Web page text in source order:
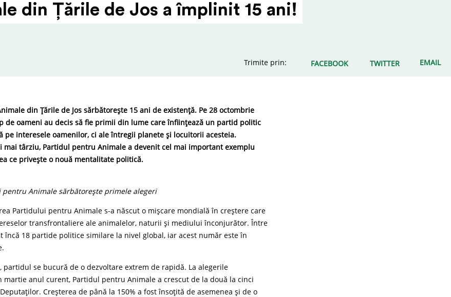
din Țările de Jos a împlinit 15 ani!
Trimite prin: FACEBOOK TWITTER EMAIL
din Țările de Jos sărbătorește 15 ani de existență. Pe 28 octombrie
de oameni au decis să fie primii din lume care înființează un partid politic
pe interesele oamenilor, ci ale întregii planete și locuitorii acesteia.
mai târziu, Partidul pentru Animale a devenit cel mai important exemplu
ce privește o nouă mentalitate politică.
pentru Animale sărbătorește primele alegeri
Partidului pentru Animale s-a născut o mișcare mondială în creștere care
transfrontaliere ale animalelor, naturii și mediului înconjurător. Între
încă 18 partide politice similare la nivel global, iar acest număr este în
partidul se bucură de o dezvoltare extrem de rapidă. La alegerile
martie anul curent, Partidul pentru Animale a crescut de la două la cinci
Creșterea de până la 150% a fost însoțită de asemenea și de o